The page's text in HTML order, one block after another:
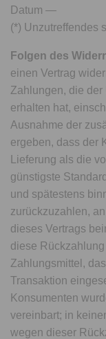
Datum —
(*) Unzutreffendes
Folgen des
einen Vertrag
Zahlungen, die
erhalten hat,
Ausnahme der
ergeben, dass der
Lieferung als die
günstigste
und spätestens
zurückzuzahlen,
dieses Vertrags
diese
Zahlungsmittel,
Transaktion
Konsumenten
vereinbart; in
wegen dieser